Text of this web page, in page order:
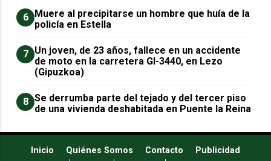
6
Muere al precipitarse un hombre que huía de la
policía en Estella
7 Un joven, de 23 años, fallece en un accidente
de moto en la carretera GI-3440, en Lezo
(Gipuzkoa)
8 Se derrumba parte del tejado y del tercer piso
de una vivienda deshabitada en Puente la Reina
Inicio Quiénes Somos Contacto
Publicidad